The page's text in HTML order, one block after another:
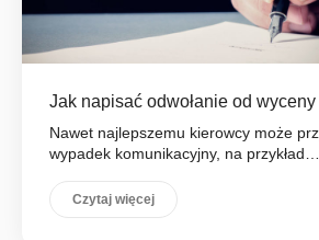
Jak napisać odwołanie od
Nawet najlepszemu kierowcy może
wypadek komunikacyjny, na przykład…
Czytaj więcej